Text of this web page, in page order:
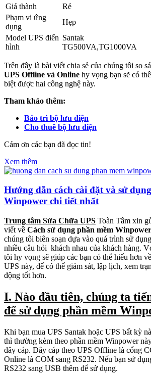
Giá thành
Rẻ
Phạm vi ứng
dụng
Hẹp
Model UPS điển
hình
Santak
TG500VA,TG1000VA
Trên đây là bài viết chia sẻ của chúng tôi so
UPS Offline và Online hy vọng bạn sẽ có
biệt được hai công nghệ này.
Tham khảo thêm:
Bảo trì bộ lưu điện
Cho thuê bộ lưu điện
Cám ơn các bạn đã đọc tin!
Xem thêm
Hướng dẫn cách cài đặt và sử
Winpower chi tiết nhất
Trung tâm Sửa Chữa UPS Toàn Tâm xin
viết về Cách sử dụng phần mềm Winpower
chúng tôi biên soạn dựa vào quá trình sử
nhiều câu hỏi khách nhau của khách hàng.
tôi hy vọng sẽ giúp các bạn có thể hiểu hơn
UPS này, để có thể giám sát, lập lịch, xem
động tốt hơn.
I. Nào đầu tiên, chúng ta
để sử dụng phần mềm
Khi bạn mua UPS Santak hoặc UPS bất kỳ
thì thường kèm theo phần mềm Winpower
dây cáp. Dây cáp theo UPS Offline là cổng
Online là COM sang RS232. Nếu bạn sử
RS232 sang USB thêm để sử dụng.